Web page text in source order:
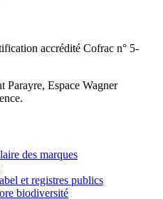
accrédité Cofrac n° 5-
Parayre, Espace Wagner
des marques
et registres publics
biodiversité